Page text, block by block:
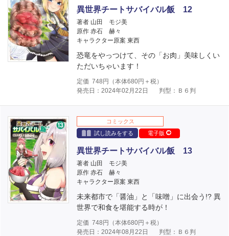
異世界チートサバイバル飯 12
著者 山田 モジ美
原作 赤石 赫々
キャラクター原案 東西
恐竜をやっつけて、その「お肉」美味しくい
ただいちゃいます！
定価 748 円（本体680円＋税）
発売日：2024年02月22日
判型：Ｂ６判
コミックス
試し読みをする
電子版
異世界チートサバイバル飯 13
著者 山田 モジ美
原作 赤石 赫々
キャラクター原案 東西
未来都市で「醤油」と「味噌」に出会う!? 異
世界で和食を堪能する時が！
定価 748 円（本体680円＋税）
発売日：2024年08月22日
判型：Ｂ６判